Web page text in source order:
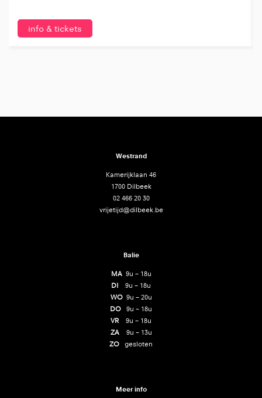
info & tickets
Westrand
Kamerijklaan 46
1700 Dilbeek
02 466 20 30
vrijetijd@dilbeek.be
Balie
MA 9u – 18u
DI 9u – 18u
WO9u – 20u
DO 9u – 18u
VR 9u – 18u
ZA
9u – 13u
ZO gesloten
Meer info